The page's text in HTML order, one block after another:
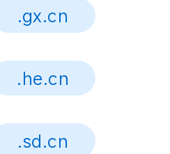
.gx.cn
.he.cn
.sd.cn